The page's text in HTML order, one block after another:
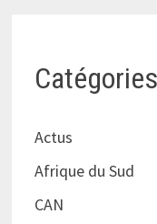
Catégories
Actus
Afrique du Sud
CAN